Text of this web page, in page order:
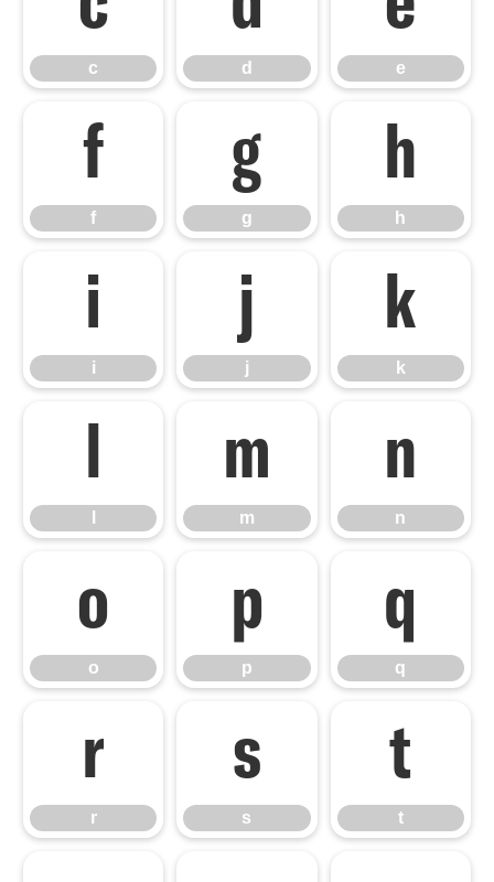
c d e
f
f
g
g
h
h
i
i
j
j
k
k
l m
m
n
n
o
o
p
p
q
q
r
r
s
s
t
t